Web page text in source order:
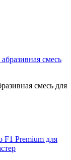
смесь для